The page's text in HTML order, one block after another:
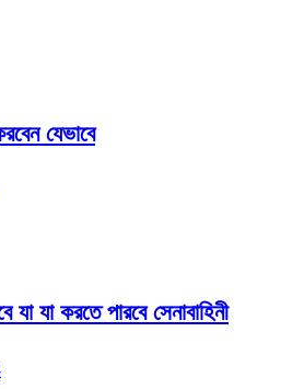
যেভাবে
যা যা করতে পারবে সেনাবাহিনী